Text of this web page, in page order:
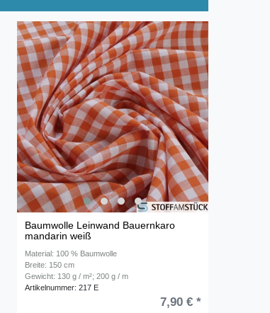
Baumwolle Leinwand Bauernkaro
mandarin weiß
Material: 100 % Baumwolle
Breite: 150 cm
Gewicht: 130 g / m²; 200 g / m
Artikelnummer: 217 E
7,90 € *